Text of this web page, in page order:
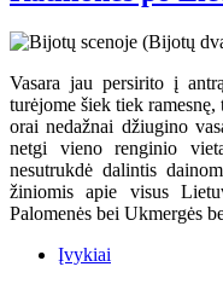
Vasara jau persirito į
turėjome šiek tiek
orai nedažnai džiugino
netgi vieno renginio
nesutrukdė dalintis
žiniomis apie visus
Palomenės bei Ukmergės
Įvykiai